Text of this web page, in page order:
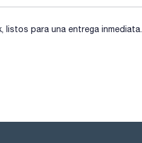
para una entrega inmediata.